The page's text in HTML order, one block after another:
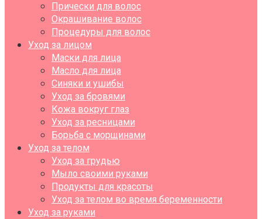
Прически для волос
Окрашивание волос
Процедуры для волос
Уход за лицом
Маски для лица
Масло для лица
Синяки и ушибы
Уход за бровями
Кожа вокруг глаз
Уход за ресницами
Борьба с морщинами
Уход за телом
Уход за грудью
Мыло своими руками
Продукты для красоты
Уход за телом во время беременности
Уход за руками